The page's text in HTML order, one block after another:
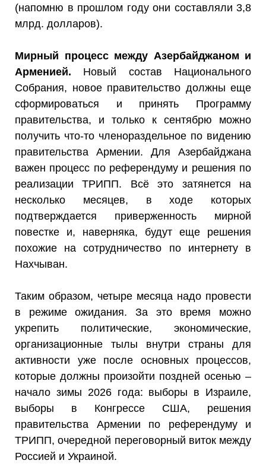
(напомню в прошлом году они составляли 3,8
млрд. долларов).
Мирный процесс между Азербайджаном и
Арменией. Новый состав Национального
Собрания, новое правительство должны еще
сформироваться и принять Программу
правительства, и только к сентябрю можно
получить что-то членораздельное по видению
правительства Армении. Для Азербайджана
важен процесс по референдуму и решения по
реализации ТРИПП. Всё это затянется на
несколько месяцев, в ходе которых
подтверждается приверженность мирной
повестке и, наверняка, будут еще решения
похожие на сотрудничество по интернету в
Нахчыван.
Таким образом, четыре месяца надо провести
в режиме ожидания. За это время можно
укрепить политические, экономические,
организационные тылы внутри страны для
активности уже после основных процессов,
которые должны произойти поздней осенью –
начало зимы 2026 года: выборы в Израиле,
выборы в Конгрессе США, решения
правительства Армении по референдуму и
ТРИПП, очередной переговорный виток между
Россией и Украиной.